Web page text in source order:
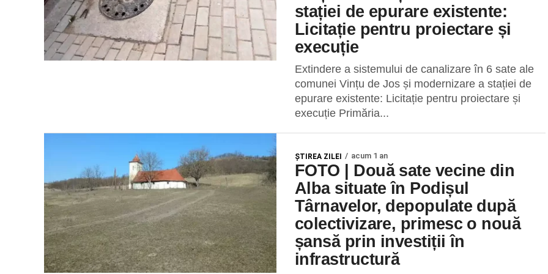
stației de epurare existente:
Licitație pentru proiectare și
execuție
Extindere a sistemului de canalizare în 6 sate ale
comunei Vințu de Jos și modernizare a stației de
epurare existente: Licitație pentru proiectare și
execuție Primăria...
ŞTIREA ZILEI acum 1 an
FOTO | Două sate vecine din
Alba situate în Podișul
Târnavelor, depopulate după
colectivizare, primesc o nouă
șansă prin investiții în
infrastructură